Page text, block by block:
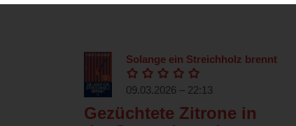
Solange ein Streichholz brennt
09.03.2026 – 22:13
Gezüchtete Zitrone in